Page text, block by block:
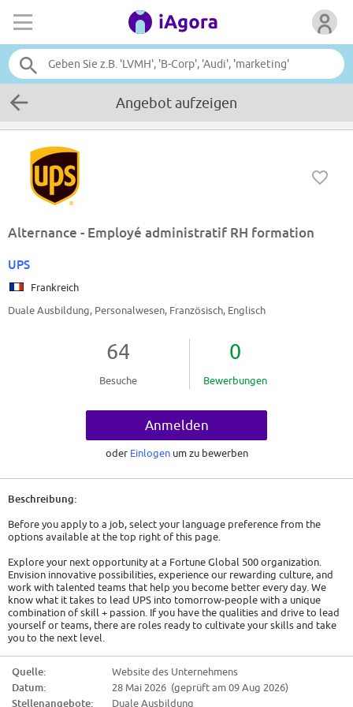
Angebot aufzeigen
Alternance - Employé administratif RH formation
UPS
Frankreich
Duale Ausbildung, Personalwesen, Französisch, Englisch
64
Besuche
0
Bewerbungen
Anmelden
oder Einlogen um zu bewerben
Beschreibung:
Before you apply to a job, select your language preference from the
options available at the top right of this page.
Explore your next opportunity at a Fortune Global 500 organization.
Envision innovative possibilities, experience our rewarding culture, and
work with talented teams that help you become better every day. We
know what it takes to lead UPS into tomorrow-people with a unique
combination of skill + passion. If you have the qualities and drive to lead
yourself or teams, there are roles ready to cultivate your skills and take
you to the next level.
Vous connaissez UPS, vous voyez nos camions de livraison dans la rue et
recevez un colis grâce à nous. Mais savez-vous ce que vous avez à gagner
Quelle:
Website des Unternehmens
Datum:
28 Mai 2026 (geprüft am 09 Aug 2026)
Stellenangebote:
Duale Ausbildung